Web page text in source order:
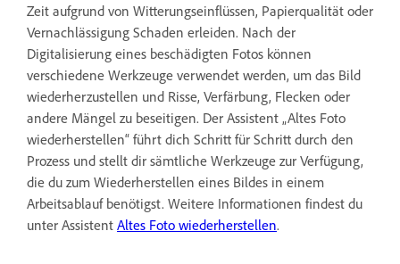
Zeit aufgrund von Witterungseinflüssen, Papierqualität oder
Vernachlässigung Schaden erleiden. Nach der
Digitalisierung eines beschädigten Fotos können
verschiedene Werkzeuge verwendet werden, um das Bild
wiederherzustellen und Risse, Verfärbung, Flecken oder
andere Mängel zu beseitigen. Der Assistent „Altes Foto
wiederherstellen“ führt dich Schritt für Schritt durch den
Prozess und stellt dir sämtliche Werkzeuge zur Verfügung,
die du zum Wiederherstellen eines Bildes in einem
Arbeitsablauf benötigst. Weitere Informationen findest du
unter Assistent Altes Foto wiederherstellen.